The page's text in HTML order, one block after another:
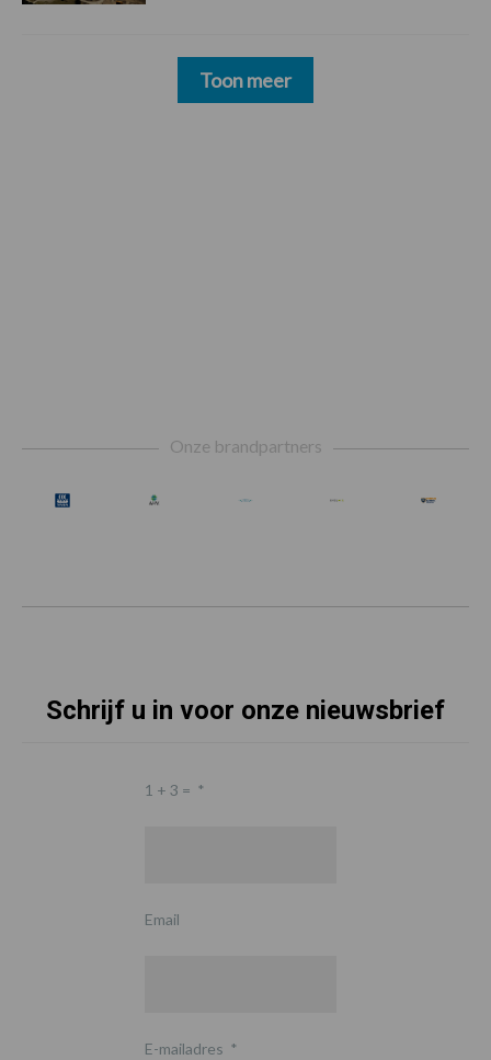
Toon meer
Onze brandpartners
Schrijf u in voor onze nieuwsbrief
1 + 3 = *
Email
E-mailadres *